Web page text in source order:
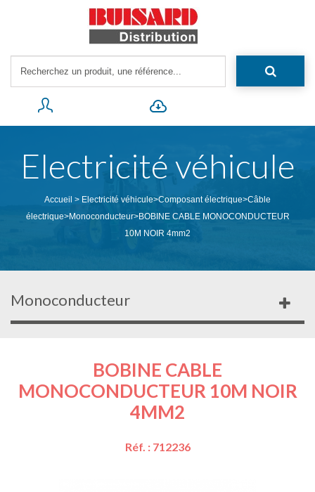
Electricité véhicule
Accueil > Electricité véhicule>Composant électrique>Câble
électrique>Monoconducteur>BOBINE CABLE MONOCONDUCTEUR
10M NOIR 4mm2
Monoconducteur
BOBINE CABLE
MONOCONDUCTEUR 10M NOIR
4MM2
Réf. : 712236